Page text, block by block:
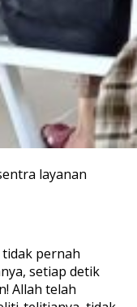
layanan
pernah
setiap detik
Allah telah